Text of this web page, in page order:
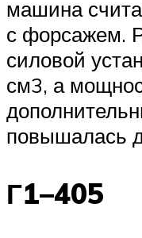
машина
с форсажем.
силовой
см3, а
повышалась
Г1–405